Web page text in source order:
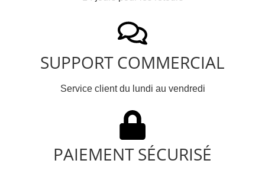
SUPPORT COMMERCIAL
Service client du lundi au vendredi
PAIEMENT SÉCURISÉ